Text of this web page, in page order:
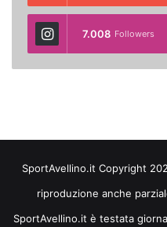
7.008 Followers
SportAvellino.it Copyright
riproduzione anche
SportAvellino.it è testata